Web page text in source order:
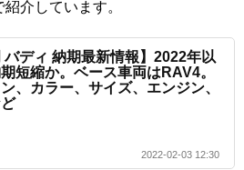
介しています。
バディ 納期最新情報】2022年以
短縮か。ベース車両はRAV4。
、カラー、サイズ、エンジン、
2022-02-03 12:30